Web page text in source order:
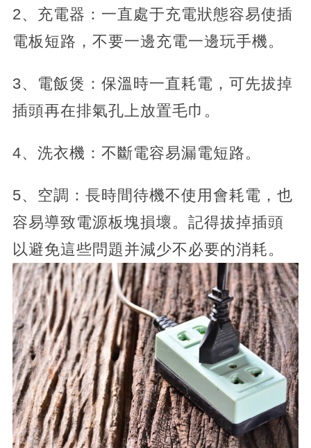
2、充電器：一直處于充電狀態容易使插
電板短路，不要一邊充電一邊玩手機。
3、電飯煲：保溫時一直耗電，可先拔掉
插頭再在排氣孔上放置毛巾。
4、洗衣機：不斷電容易漏電短路。
5、空調：長時間待機不使用會耗電，也
容易導致電源板塊損壞。記得拔掉插頭
以避免這些問題并減少不必要的消耗。